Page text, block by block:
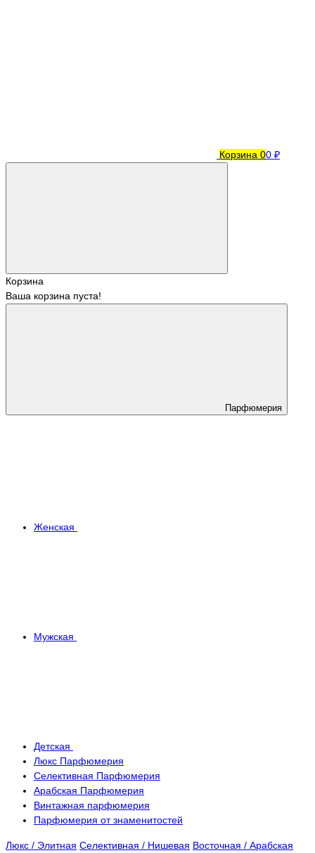
Корзина 00 ₽
Корзина
Ваша корзина пуста!
Парфюмерия
Женская
Мужская
Детская
Люкс Парфюмерия
Селективная Парфюмерия
Арабская Парфюмерия
Винтажная парфюмерия
Парфюмерия от знаменитостей
Люкс / Элитная Селективная / Нишевая Восточная / Арабская